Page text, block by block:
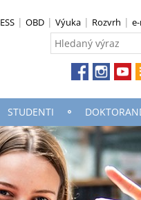
ESS OBD Výuka Rozvrh
STUDENTI